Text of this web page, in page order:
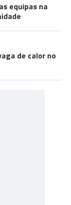
equipas na
de calor no